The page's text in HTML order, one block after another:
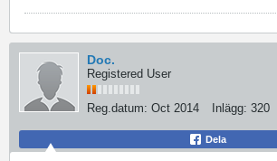
Doc.
Registered User
Reg.datum: Oct 2014 Inlägg: 320
Dela